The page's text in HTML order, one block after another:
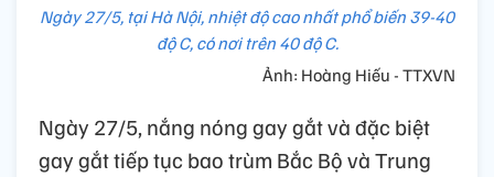
Ngày 27/5, tại Hà Nội, nhiệt độ cao nhất phổ biến 39-40
độ C, có nơi trên 40 độ C.
Ảnh: Hoàng Hiếu - TTXVN
Ngày 27/5, nắng nóng gay gắt và đặc biệt
gay gắt tiếp tục bao trùm Bắc Bộ và Trung